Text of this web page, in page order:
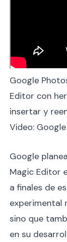
Google
Editor con
insertar y
Video: Google
Google
Magic Editor
a finales de
experimental
sino que
en su